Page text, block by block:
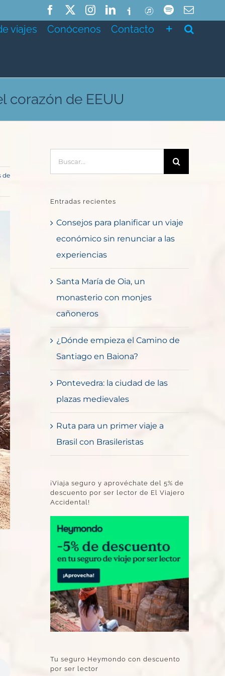
FacebookInstagramLinkedIn
IvooxITunesSpotifyCorreo
viajes Conócenos Contacto
corazón de EEUU
de
Entradas recientes
Consejos para planificar un viaje
económico sin renunciar a las
experiencias
Santa María de Oia, un
monasterio con monjes
cañoneros
¿Dónde empieza el Camino de
Santiago en Baiona?
Pontevedra: la ciudad de las
plazas medievales
Ruta para un primer viaje a
Brasil con Brasileristas
¡Viaja seguro y aprovéchate del 5% de
descuento por ser lector de El Viajero
Accidental!
Tu seguro Heymondo con descuento
por ser lector